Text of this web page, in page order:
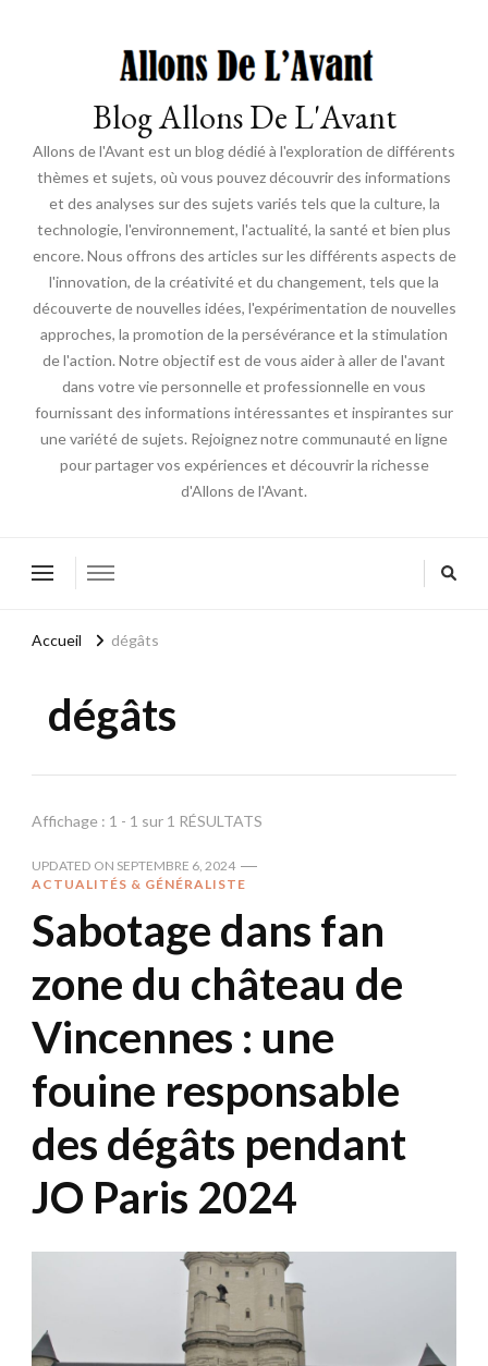
Blog Allons De L'Avant
Allons de l'Avant est un blog dédié à l'exploration de différents
thèmes et sujets, où vous pouvez découvrir des informations
et des analyses sur des sujets variés tels que la culture, la
technologie, l'environnement, l'actualité, la santé et bien plus
encore. Nous offrons des articles sur les différents aspects de
l'innovation, de la créativité et du changement, tels que la
découverte de nouvelles idées, l'expérimentation de nouvelles
approches, la promotion de la persévérance et la stimulation
de l'action. Notre objectif est de vous aider à aller de l'avant
dans votre vie personnelle et professionnelle en vous
fournissant des informations intéressantes et inspirantes sur
une variété de sujets. Rejoignez notre communauté en ligne
pour partager vos expériences et découvrir la richesse
d'Allons de l'Avant.
Accueil dégâts
dégâts
Affichage : 1 - 1 sur 1 RÉSULTATS
UPDATED ON SEPTEMBRE 6, 2024
ACTUALITÉS & GÉNÉRALISTE
Sabotage dans fan
zone du château de
Vincennes : une
fouine responsable
des dégâts pendant
JO Paris 2024